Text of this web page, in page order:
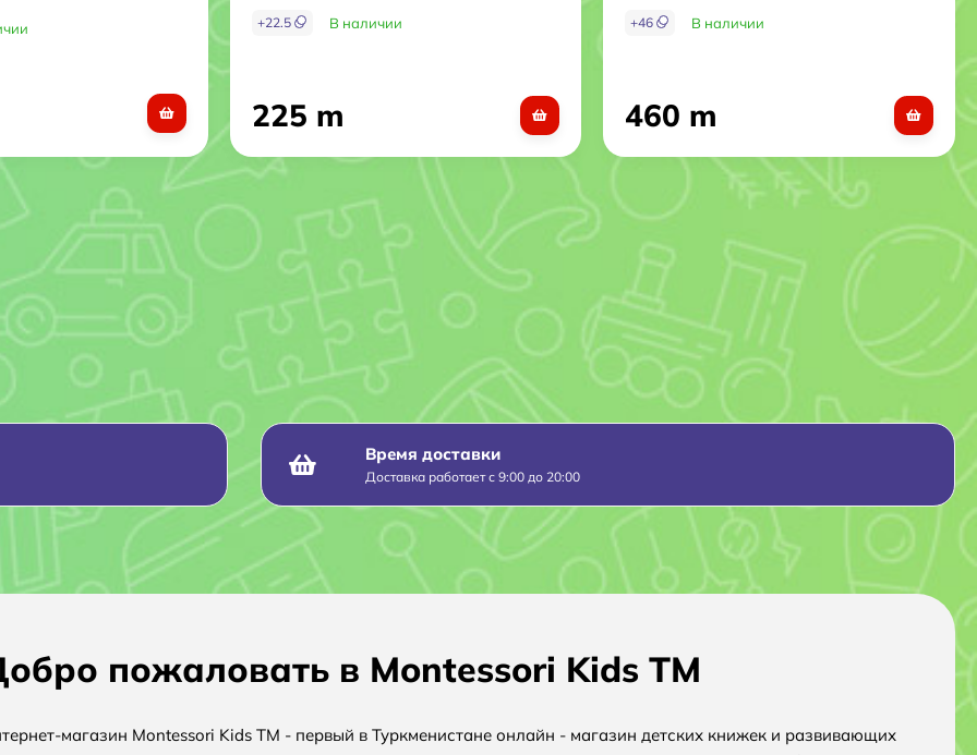
+22.5 В наличии
225 m
+46 В наличии
460 m
Время доставки
Доставка работает с 9:00 до 20:00
пожаловать в Montessori Kids TM
магазин Montessori Kids TM - первый в Туркменистане онлайн - магазин детских книжек и развивающих